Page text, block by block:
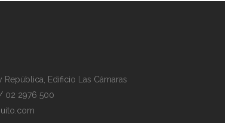
República, Edificio Las Cámaras
02 2976 500